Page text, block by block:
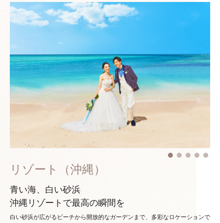
リゾート（沖縄）
青い海、白い砂浜
沖縄リゾートで最高の瞬間を
白い砂浜が広がるビーチから開放的なガーデンまで、多彩なロケーションで